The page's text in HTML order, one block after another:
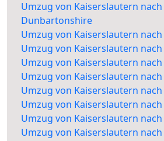
Umzug von Kaiserslautern nach
Dunbartonshire
Umzug von Kaiserslautern
Umzug von Kaiserslautern
Umzug von Kaiserslautern
Umzug von Kaiserslautern
Umzug von Kaiserslautern nach
Umzug von Kaiserslautern
Umzug von Kaiserslautern
Umzug von Kaiserslautern